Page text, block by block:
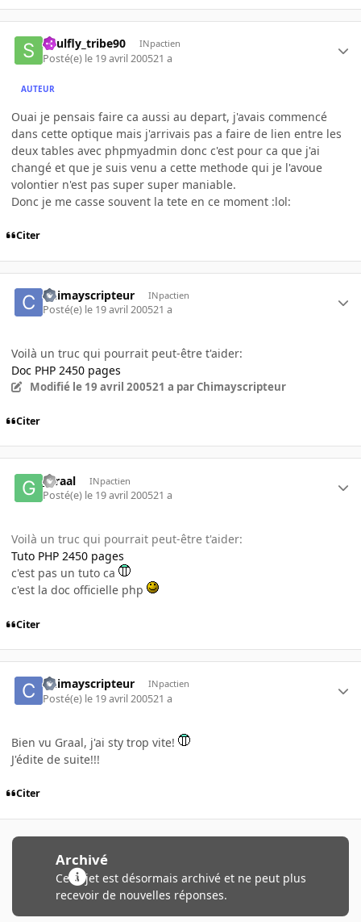
Soulfly_tribe90 INpactien
Posté(e) le 19 avril 200521 a
AUTEUR
Ouai je pensais faire ca aussi au depart, j'avais commencé
dans cette optique mais j'arrivais pas a faire de lien entre les
deux tables avec phpmyadmin donc c'est pour ca que j'ai
changé et que je suis venu a cette methode qui je l'avoue
volontier n'est pas super super maniable.
Donc je me casse souvent la tete en ce moment :lol:
Citer
Chimayscripteur INpactien
Posté(e) le 19 avril 200521 a
Voilà un truc qui pourrait peut-être t'aider:
Doc PHP 2450 pages
Modifié le 19 avril 200521 a par Chimayscripteur
Citer
_graal INpactien
Posté(e) le 19 avril 200521 a
Voilà un truc qui pourrait peut-être t'aider:
Tuto PHP 2450 pages
c'est pas un tuto ca
c'est la doc officielle php
Citer
Chimayscripteur INpactien
Posté(e) le 19 avril 200521 a
Bien vu Graal, j'ai sty trop vite!
J'édite de suite!!!
Citer
Archivé
Ce sujet est désormais archivé et ne peut plus
recevoir de nouvelles réponses.